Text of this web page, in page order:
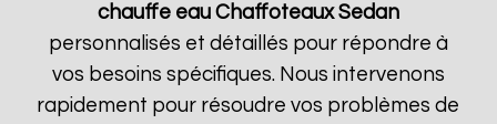
chauffe eau Chaffoteaux Sedan
personnalisés et détaillés pour répondre à
vos besoins spécifiques. Nous intervenons
rapidement pour résoudre vos problèmes de